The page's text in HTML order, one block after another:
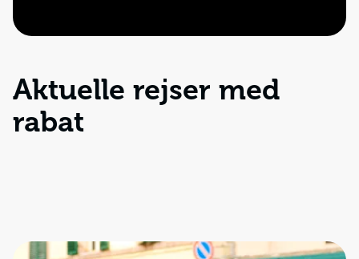
Aktuelle rejser med
rabat